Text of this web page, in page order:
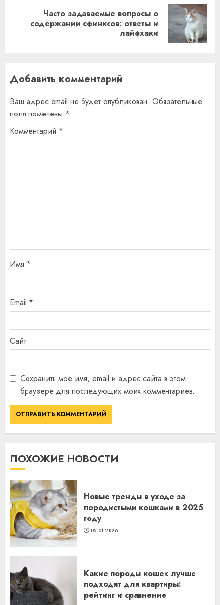
Следующая
Часто задаваемые вопросы о
содержании сфинксов: ответы и
лайфхаки
Добавить комментарий
Ваш адрес email не будет опубликован. Обязательные
поля помечены *
Комментарий *
Имя *
Email *
Сайт
Сохранить моё имя, email и адрес сайта в этом
браузере для последующих моих комментариев.
ПОХОЖИЕ НОВОСТИ
Новые тренды в уходе за
породистыми кошками в 2025
году
05.01.2026
Какие породы кошек лучше
подходят для квартиры:
рейтинг и сравнение